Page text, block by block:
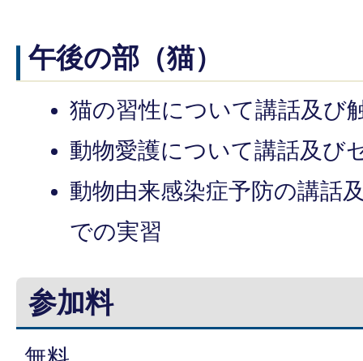
午後の部（猫）
猫の習性について講話及び
動物愛護について講話及び
動物由来感染症予防の講話
での実習
参加料